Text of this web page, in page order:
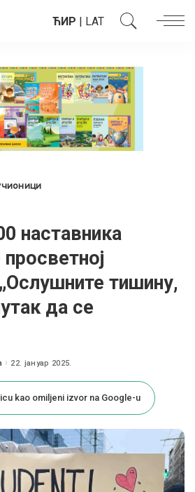
ЋИР | LAT
наставника
тишину,
да се
22. јануар 2025.
kao omiljeni izvor na Google-u